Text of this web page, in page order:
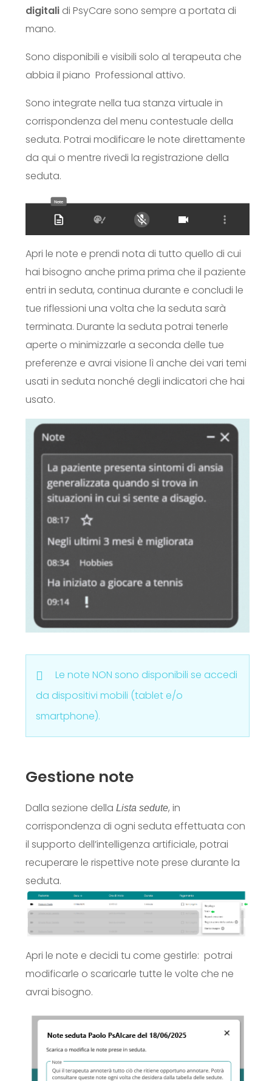
digitali di PsyCare sono sempre a portata di
mano.
Sono disponibili e visibili solo al terapeuta che
abbia il piano Professional attivo.
Sono integrate nella tua stanza virtuale in
corrispondenza del menu contestuale della
seduta. Potrai modificare le note direttamente
da qui o mentre rivedi la registrazione della
seduta.
Apri le note e prendi nota di tutto quello di cui
hai bisogno anche prima prima che il paziente
entri in seduta, continua durante e concludi le
tue riflessioni una volta che la seduta sarà
terminata. Durante la seduta potrai tenerle
aperte o minimizzarle a seconda delle tue
preferenze e avrai visione lì anche dei vari temi
usati in seduta nonché degli indicatori che hai
usato.
Le note NON sono disponibili se accedi
da dispositivi mobili (tablet e/o
smartphone).
Gestione note
Dalla sezione della Lista sedute, in
corrispondenza di ogni seduta effettuata con
il supporto dell’intelligenza artificiale, potrai
recuperare le rispettive note prese durante la
seduta.
Apri le note e decidi tu come gestirle: potrai
modificarle o scaricarle tutte le volte che ne
avrai bisogno.